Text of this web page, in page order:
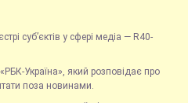
суб’єктів у сфері медіа — R40-
Україна», який розповідає про
поза новинами.